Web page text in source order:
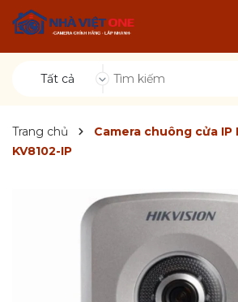
Tất cả
Trang chủ
Camera chuông cửa IP
KV8102-IP